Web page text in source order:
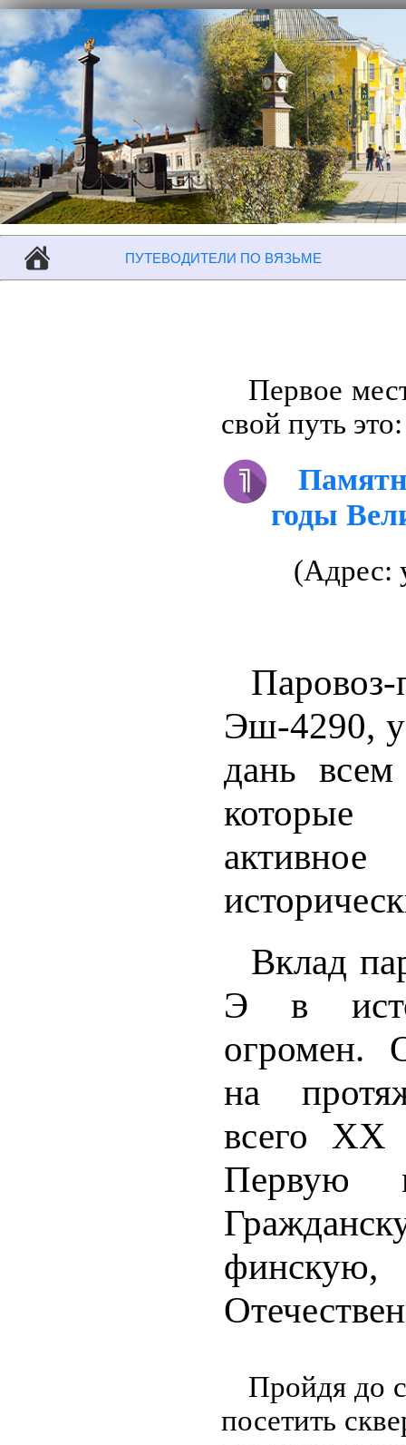
ПУТЕВОДИТЕЛИ ПО ВЯЗЬМЕ
Первое
свой путь это:
годы
(Адрес:
Эш-4290,
дань
Вклад
Э в
огромен.
на
всего
Первую
Пройдя до
посетить